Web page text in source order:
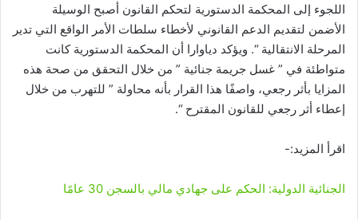
اللجوء إلى المحكمة الدستورية لتحكم القانون أصبح الوسيلة
الأضمن لتقديم الدعم القانوني لأخطاء سلطات الأمر الواقع التي تدير
المرحلة الانتقالية “. ويؤكد دياوارا أن المحكمة الدستورية كانت
متواطئة في ” غسل جريمة جنائية ” من خلال التحقق من صحة هذه
المزايا بأثر رجعي، واصفًا هذا القرار بأنه محاولة ” للتهرب من خلال
إعطاء أثر رجعي للقانون المقترح “.
اقرأ المزيد:-
الجنائية الدولية: الحكم على جهادي مالي بالسجن 30 عامًا